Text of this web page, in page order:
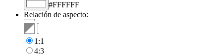
#FFFFFF
Relación de aspecto:
1:1
4:3